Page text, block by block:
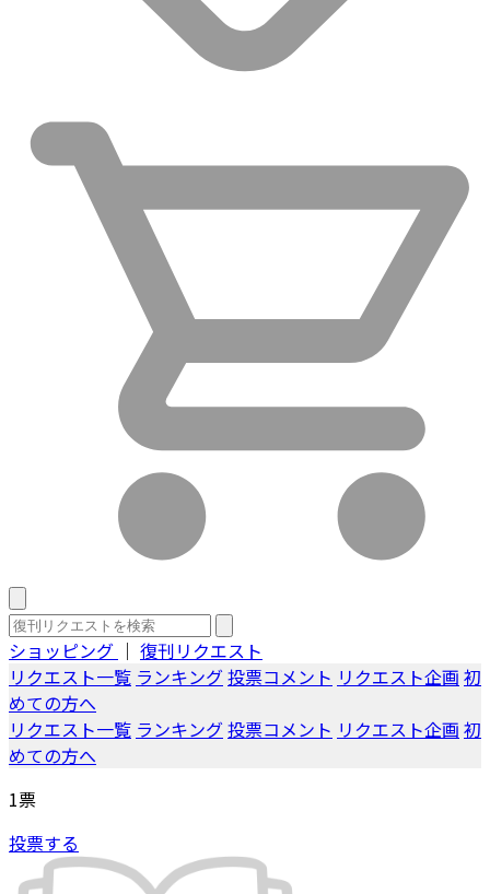
ショッピング ｜ 復刊リクエスト
リクエスト一覧 ランキング投票コメント リクエスト企画 初
めての方へ
リクエスト一覧 ランキング投票コメント リクエスト企画 初
めての方へ
1票
投票する